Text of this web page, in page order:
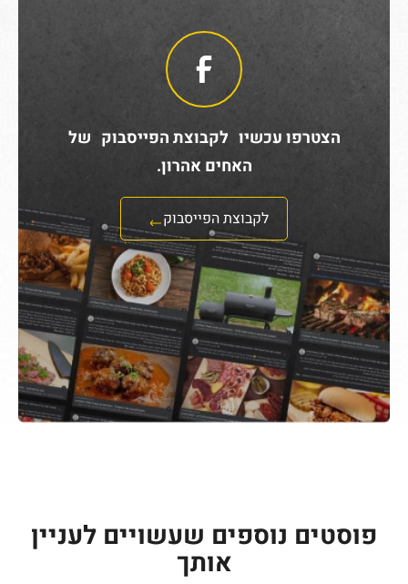
הצטרפו עכשיו לקבוצת הפייסבוק של
האחים אהרון.
לקבוצת הפייסבוק
פוסטים נוספים שעשויים לעניין
אותך